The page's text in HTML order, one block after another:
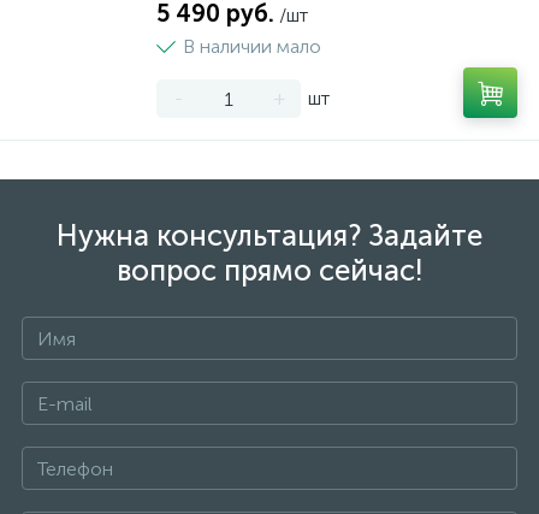
5 490 руб. /шт
В наличии мало
- + шт
Нужна консультация? Задайте
вопрос прямо сейчас!